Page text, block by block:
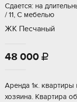
Сдается: на
/ 11, С мебелью
ЖК Песчаный
48 000 
Аренда 1к.
хозяина. Квартира